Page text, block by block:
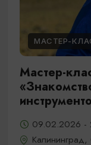
МАСТЕР-
Мастер-
09.02.2026 -